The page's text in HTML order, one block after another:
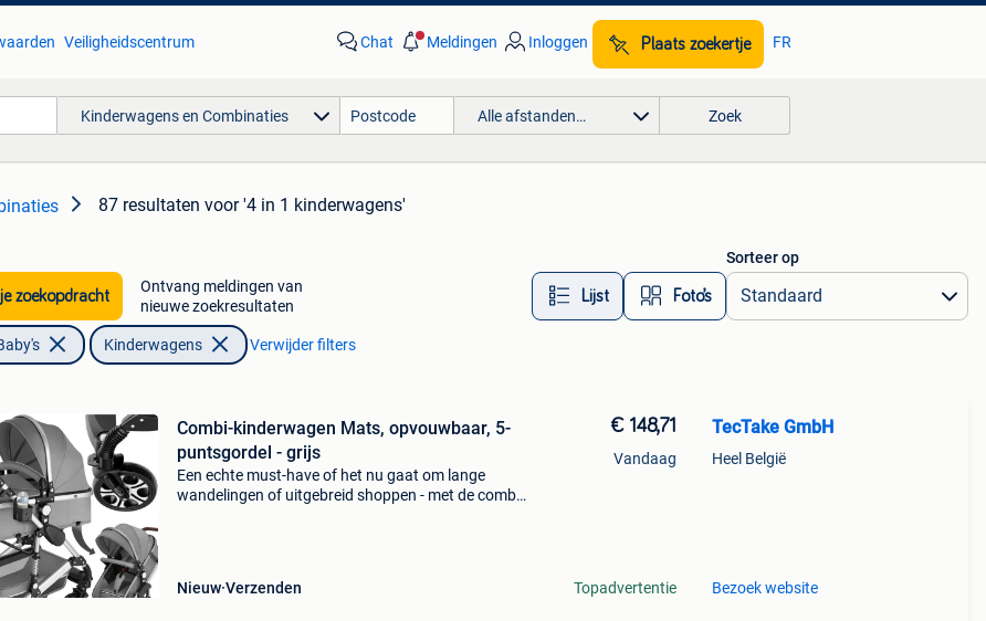
Veiligheidscentrum Chat Meldingen Inloggen Plaats zoekertje FR
Kinderwagens en Combinaties Alle afstanden… Zoek
87 resultaten voor '4 in 1 kinderwagens'
zoekopdracht
Ontvang meldingen van
nieuwe zoekresultaten
Lijst Foto’s
Sorteer op
Kinderwagens Verwijder filters
Combi-kinderwagen Mats, opvouwbaar, 5-
puntsgordel - grijs
Een echte must-have of het nu gaat om lange
wandelingen of uitgebreid shoppen - met de combi-
Nieuw Verzenden
€ 148,71
Vandaag
Topadvertentie
TecTake GmbH
Heel België
Bezoek website